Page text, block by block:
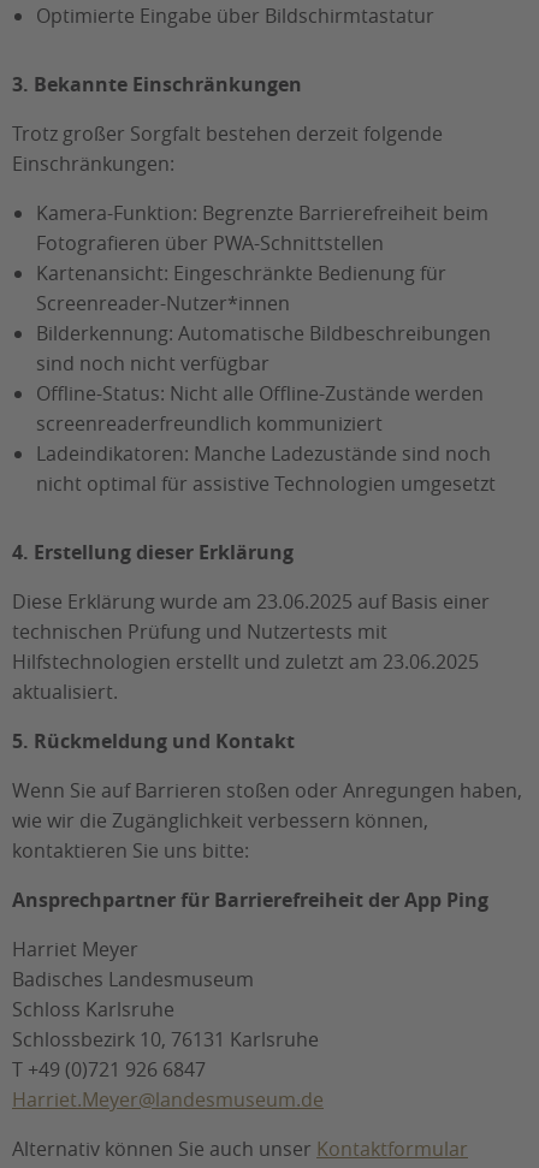
Optimierte Eingabe über Bildschirmtastatur
3. Bekannte Einschränkungen
Trotz großer Sorgfalt bestehen derzeit folgende
Einschränkungen:
Kamera-Funktion: Begrenzte Barrierefreiheit beim
Fotografieren über PWA-Schnittstellen
Kartenansicht: Eingeschränkte Bedienung für
Screenreader-Nutzer*innen
Bilderkennung: Automatische Bildbeschreibungen
sind noch nicht verfügbar
Offline-Status: Nicht alle Offline-Zustände werden
screenreaderfreundlich kommuniziert
Ladeindikatoren: Manche Ladezustände sind noch
nicht optimal für assistive Technologien umgesetzt
4. Erstellung dieser Erklärung
Diese Erklärung wurde am 23.06.2025 auf Basis einer
technischen Prüfung und Nutzertests mit
Hilfstechnologien erstellt und zuletzt am 23.06.2025
aktualisiert.
5. Rückmeldung und Kontakt
Wenn Sie auf Barrieren stoßen oder Anregungen haben,
wie wir die Zugänglichkeit verbessern können,
kontaktieren Sie uns bitte:
Ansprechpartner für Barrierefreiheit der App Ping
Harriet Meyer
Badisches Landesmuseum
Schloss Karlsruhe
Schlossbezirk 10, 76131 Karlsruhe
T +49 (0)721 926 6847
Harriet.Meyer@landesmuseum.de
Alternativ können Sie auch unser Kontaktformular